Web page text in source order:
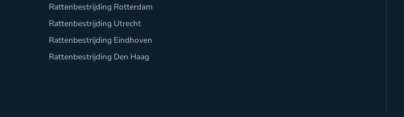
Rattenbestrijding Rotterdam
Rattenbestrijding Utrecht
Rattenbestrijding Eindhoven
Rattenbestrijding Den Haag